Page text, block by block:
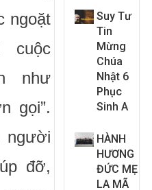
ngoặt
cuộc
như
gọi”.
người
đỡ,
Suy Tư
Tin
Mừng
Chúa
Nhật 6
Phục
Sinh A
HÀNH
HƯƠNG
ĐỨC MẸ
LA MÃ